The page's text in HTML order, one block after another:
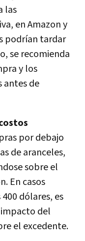
las
en Amazon y
podrían tardar
se recomienda
y los
antes de
por debajo
de aranceles,
sobre el
En casos
dólares, es
del
el excedente.